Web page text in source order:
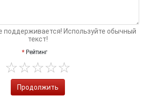
поддерживается! Используйте обычный
текст!
Рейтинг
Продолжить